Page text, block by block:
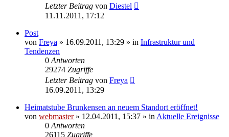
Letzter Beitrag von Diestel
11.11.2011, 17:12
Post
von Freya » 16.09.2011, 13:29 » in Infrastruktur und
Tendenzen
0 Antworten
29274 Zugriffe
Letzter Beitrag von Freya
16.09.2011, 13:29
Heimatstube Brunkensen an neuem Standort eröffnet!
von webmaster» 12.04.2011, 15:37 » in Aktuelle Ereignisse
0 Antworten
26115 Zugriffe